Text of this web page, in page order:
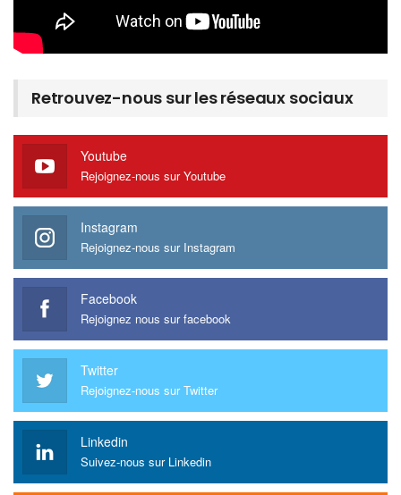
Retrouvez-nous sur les réseaux sociaux
Youtube
Rejoignez-nous sur Youtube
Instagram
Rejoignez-nous sur Instagram
Facebook
Rejoignez nous sur facebook
Twitter
Rejoignez-nous sur Twitter
Linkedin
Suivez-nous sur Linkedin